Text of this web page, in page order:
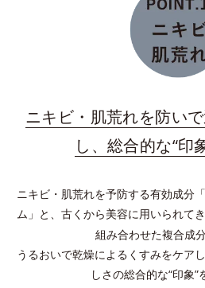
プラスに帯電したイオニックコ
*水溶性コラーゲン液（魚起源）＝保湿成分
ダブルプロテクトパウダーが肌
間うるおいを保持し、余分な皮
ニキビ・肌荒れを防い
し、総合的な“印
ニキビ・肌荒れを予防する有効成分
ム」と、古くから美容に用いられて
組み合わせた複合成
うるおいで乾燥によるくすみをケア
しさの総合的な“印象”